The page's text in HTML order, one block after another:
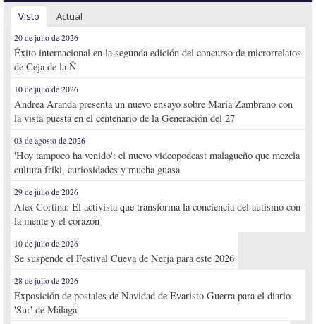
Visto Actual
20 de julio de 2026
Éxito internacional en la segunda edición del concurso de microrrelatos
de Ceja de la Ñ
10 de julio de 2026
Andrea Aranda presenta un nuevo ensayo sobre María Zambrano con
la vista puesta en el centenario de la Generación del 27
03 de agosto de 2026
'Hoy tampoco ha venido': el nuevo videopodcast malagueño que mezcla
cultura friki, curiosidades y mucha guasa
29 de julio de 2026
Alex Cortina: El activista que transforma la conciencia del autismo con
la mente y el corazón
10 de julio de 2026
Se suspende el Festival Cueva de Nerja para este 2026
28 de julio de 2026
Exposición de postales de Navidad de Evaristo Guerra para el diario
'Sur' de Málaga